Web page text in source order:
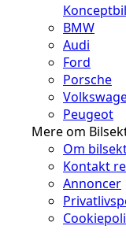
BMW
Audi
Ford
Porsche
Peugeot
Mere om
Om
Kontakt
Annoncer